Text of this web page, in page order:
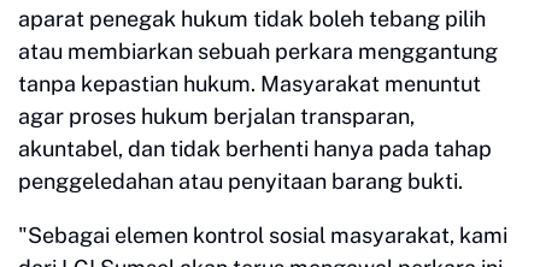
aparat penegak hukum tidak boleh tebang pilih
atau membiarkan sebuah perkara menggantung
tanpa kepastian hukum. Masyarakat menuntut
agar proses hukum berjalan transparan,
akuntabel, dan tidak berhenti hanya pada tahap
penggeledahan atau penyitaan barang bukti.
"Sebagai elemen kontrol sosial masyarakat, kami